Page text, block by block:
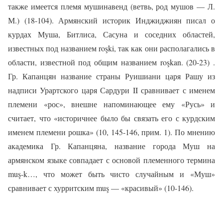
также имеется племя мушинавенд (ветвь, род мушов — Л.
М.) (18-104). Армянский историк Инджиджиян писал о
курдах Муша, Битлиса, Сасуна и соседних областей,
известных под названием roşki, так как они располагались в
области, известной под общим названием roşkan. (20-23) .
Гр. Капанцян название страны Руишиани царя Рашу из
надписи Урартского царя Сардури II сравнивает с именем
племени «рос», внешне напоминающее ему «Русь» и
считает, что «историчнее было бы связать его с курдским
именем племени рошка» (10, 145-146, прим. 1). По мнению
академика Гр. Капанцяна, название города Муш на
армянском языке совпадает с основой племенного термина
muş-k…, что может быть чисто случайным и «Муш»
сравнивает с хурритским muş — «красивый» (10-146).